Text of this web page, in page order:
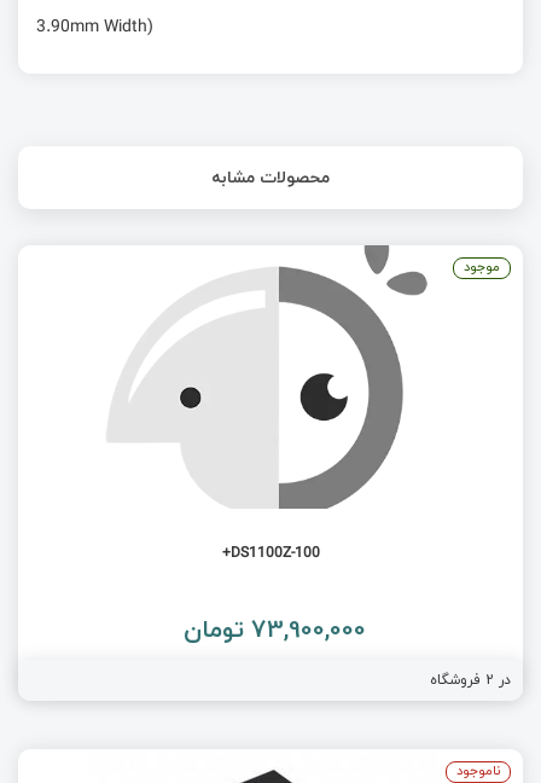
3.90mm Width)
محصولات مشابه
DS1100Z-100+
73,900,000 تومان
در 2 فروشگاه
موجود
ناموجود